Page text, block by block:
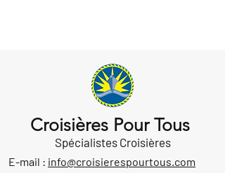
Croisières Pour Tous
Spécialistes Croisières
E-mail : info@croisierespourtous.com